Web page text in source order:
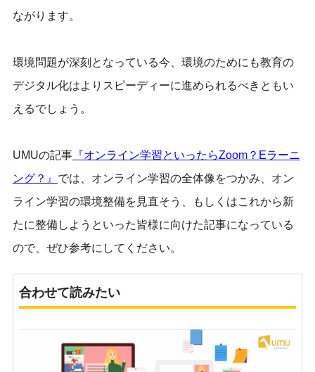
ながります。
環境問題が深刻となっている今、環境のためにも教育の
デジタル化はよりスピーディーに進められるべきともい
えるでしょう。
UMUの記事『オンライン学習といったらZoom？Eラーニ
ング？』 では、オンライン学習の全体像をつかみ、オン
ライン学習の環境整備を見直そう、もしくはこれから新
たに整備しようといった皆様に向けた記事になっている
ので、ぜひ参考にしてください。
合わせて読みたい